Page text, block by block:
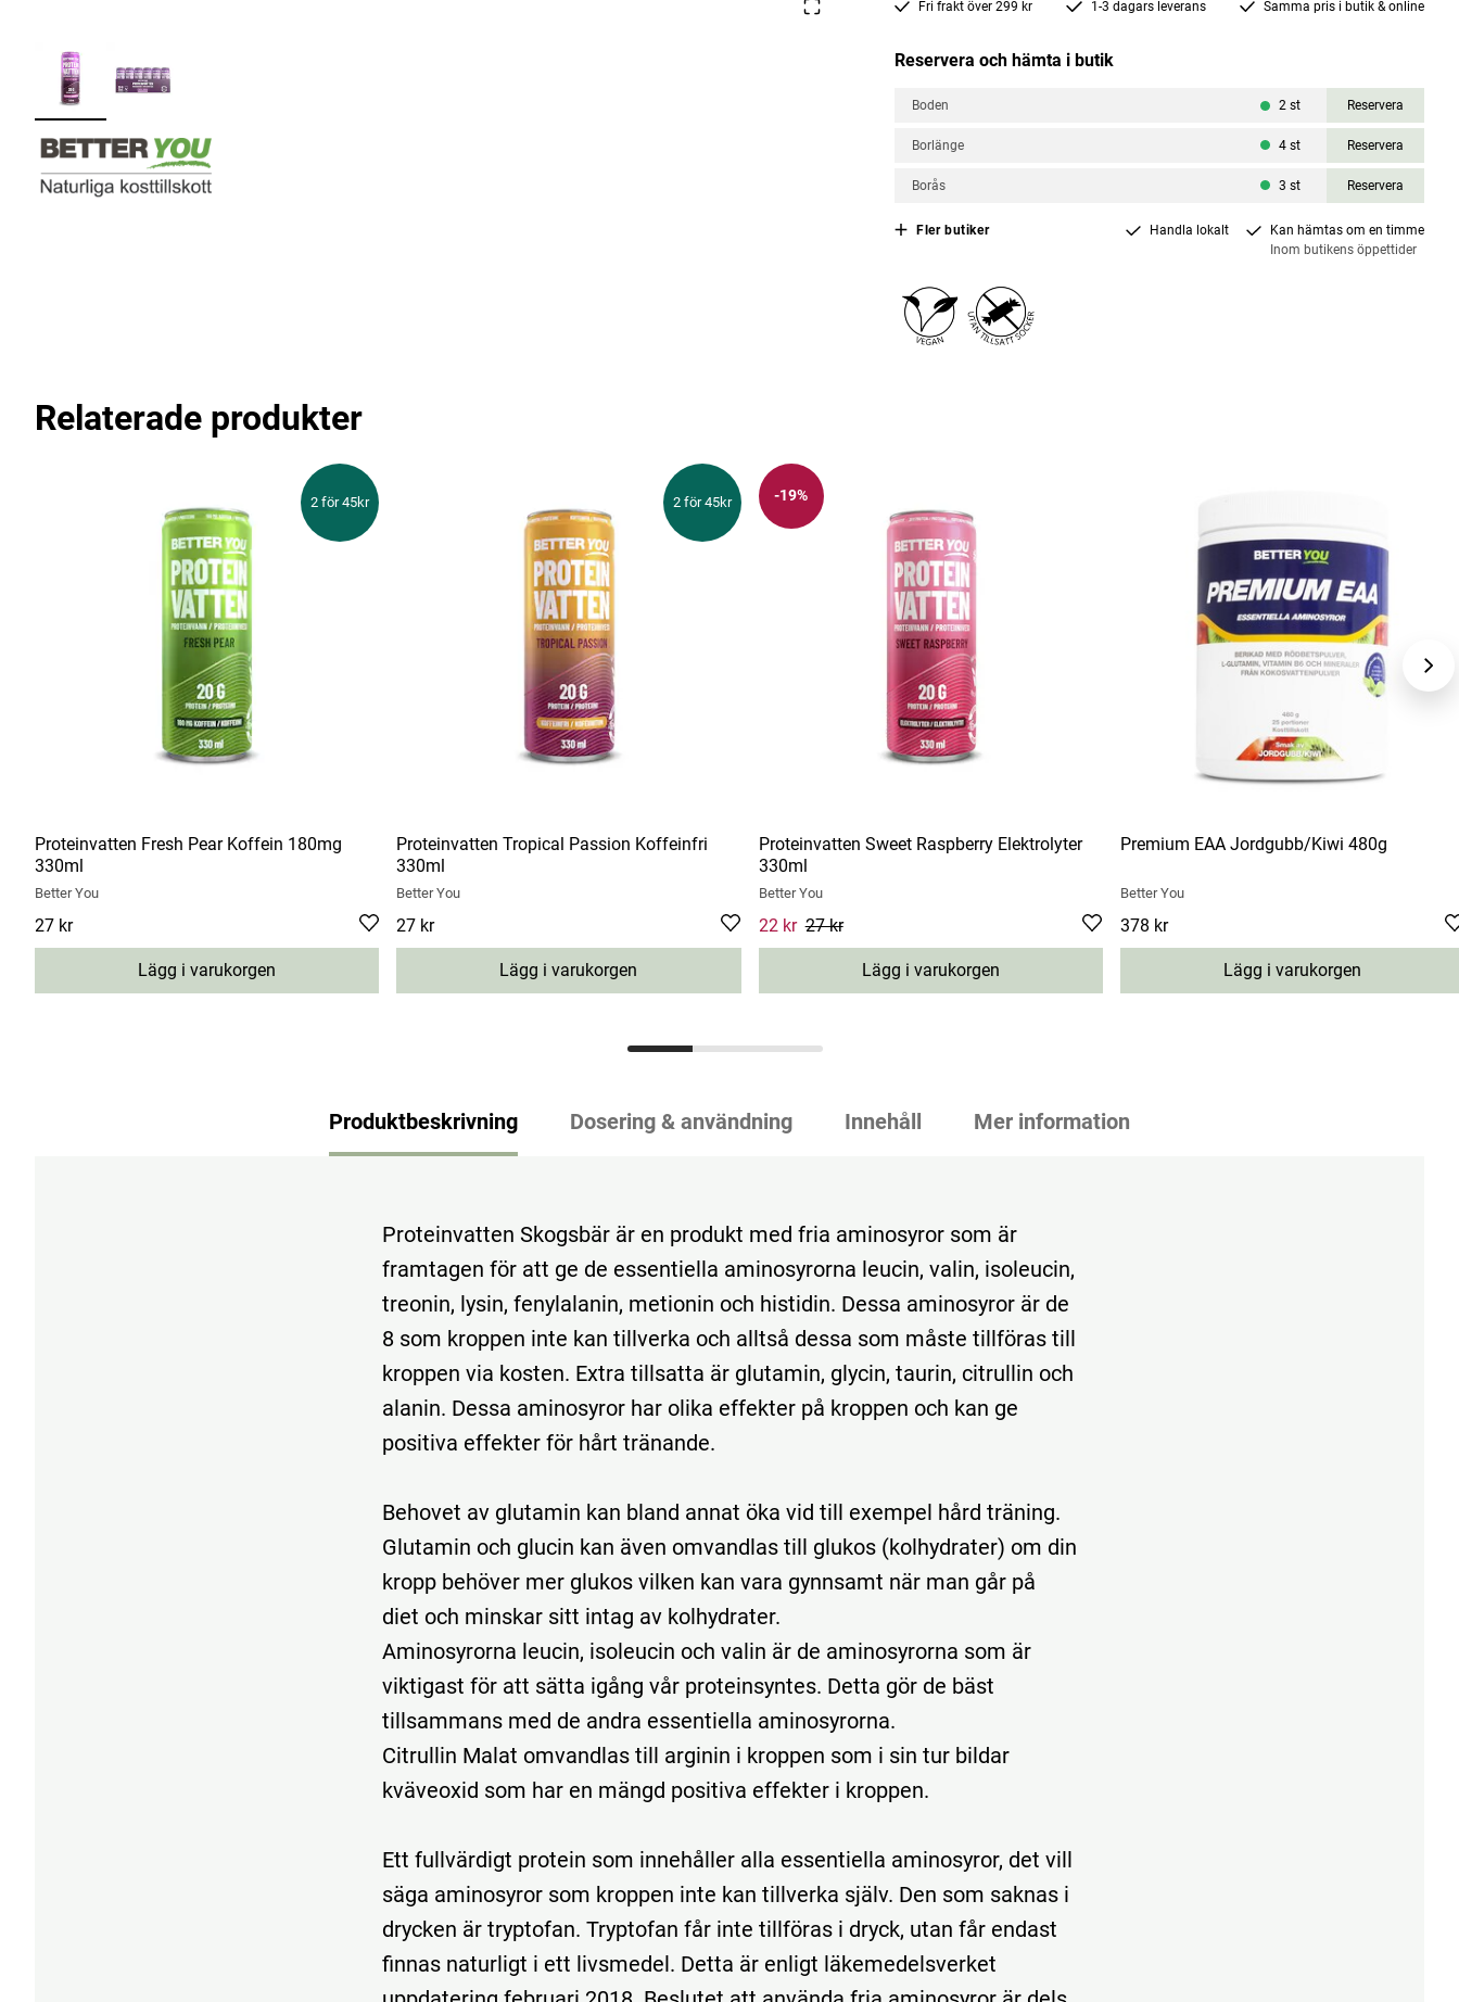
Fri frakt över 299 kr 1-3 dagars leverans Samma pris i butik & online
Reservera och hämta i butik
Boden 2 st Reservera
Borlänge 4 st Reservera
Borås 3 st Reservera
Fler butiker Handla lokalt
Kan hämtas om en timme
Inom butikens öppettider
Relaterade produkter
2 för 45kr
Proteinvatten Fresh Pear Koffein 180mg
330ml
Better You
Pris:27 kr
27 kr
Lägg i varukorgen
2 för 45kr
Proteinvatten Tropical Passion Koffeinfri
330ml
Better You
Pris:27 kr
27 kr
Lägg i varukorgen
-19%
Proteinvatten Sweet Raspberry Elektrolyter
330ml
Better You
Current price
22 kr 27 kr
Lägg i varukorgen
Premium EAA Jordgubb/Kiwi 480g
Better You
Pris :378 kr
378 kr
Lägg i varukorgen
Produktbeskrivning Dosering & användning Innehåll Mer information
Proteinvatten Skogsbär är en produkt med fria aminosyror som är
framtagen för att ge de essentiella aminosyrorna leucin, valin, isoleucin,
treonin, lysin, fenylalanin, metionin och histidin. Dessa aminosyror är de
8 som kroppen inte kan tillverka och alltså dessa som måste tillföras till
kroppen via kosten. Extra tillsatta är glutamin, glycin, taurin, citrullin och
alanin. Dessa aminosyror har olika effekter på kroppen och kan ge
positiva effekter för hårt tränande.
Behovet av glutamin kan bland annat öka vid till exempel hård träning.
Glutamin och glucin kan även omvandlas till glukos (kolhydrater) om din
kropp behöver mer glukos vilken kan vara gynnsamt när man går på
diet och minskar sitt intag av kolhydrater.
Aminosyrorna leucin, isoleucin och valin är de aminosyrorna som är
viktigast för att sätta igång vår proteinsyntes. Detta gör de bäst
tillsammans med de andra essentiella aminosyrorna.
Citrullin Malat omvandlas till arginin i kroppen som i sin tur bildar
kväveoxid som har en mängd positiva effekter i kroppen.
Ett fullvärdigt protein som innehåller alla essentiella aminosyror, det vill
säga aminosyror som kroppen inte kan tillverka själv. Den som saknas i
drycken är tryptofan. Tryptofan får inte tillföras i dryck, utan får endast
finnas naturligt i ett livsmedel. Detta är enligt läkemedelsverket